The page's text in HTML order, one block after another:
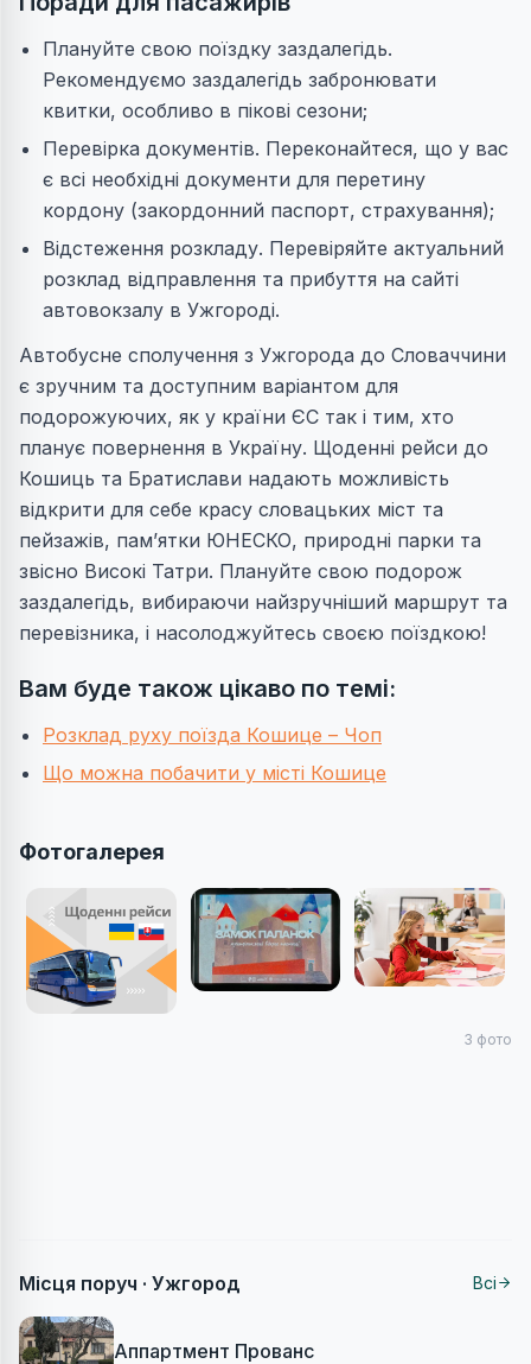
Плануйте свою поїздку заздалегідь.
Рекомендуємо заздалегідь забронювати
квитки, особливо в пікові сезони;
Перевірка документів. Переконайтеся, що у вас
є всі необхідні документи для перетину
кордону (закордонний паспорт, страхування);
Відстеження розкладу. Перевіряйте актуальний
розклад відправлення та прибуття на сайті
автовокзалу в Ужгороді.
Автобусне сполучення з Ужгорода до Словаччини
є зручним та доступним варіантом для
подорожуючих, як у країни ЄС так і тим, хто
планує повернення в Україну. Щоденні рейси до
Кошиць та Братислави надають можливість
відкрити для себе красу словацьких міст та
пейзажів, пам’ятки ЮНЕСКО, природні парки та
звісно Високі Татри. Плануйте свою подорож
заздалегідь, вибираючи найзручніший маршрут та
перевізника, і насолоджуйтесь своєю поїздкою!
Вам буде також цікаво по темі:
Розклад руху поїзда Кошице – Чоп
Що можна побачити у місті Кошице
Фотогалерея
3 фото
Місця поруч · Ужгород Всі
Аппартмент Прованс